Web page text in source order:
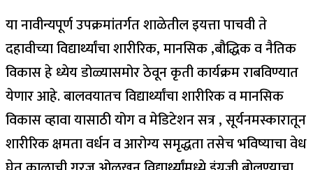
या नावीन्यपूर्ण उपक्रमांतर्गत शाळेतील इयत्ता पाचवी ते
दहावीच्या विद्यार्थ्यांचा शारीरिक, मानसिक ,बौद्धिक व नैतिक
विकास हे ध्येय डोळ्यासमोर ठेवून कृती कार्यक्रम राबविण्यात
येणार आहे. बालवयातच विद्यार्थ्यांचा शारीरिक व मानसिक
विकास व्हावा यासाठी योग व मेडिटेशन सत्र , सूर्यनमस्कारातून
शारीरिक क्षमता वर्धन व आरोग्य समृद्धता तसेच भविष्याचा वेध